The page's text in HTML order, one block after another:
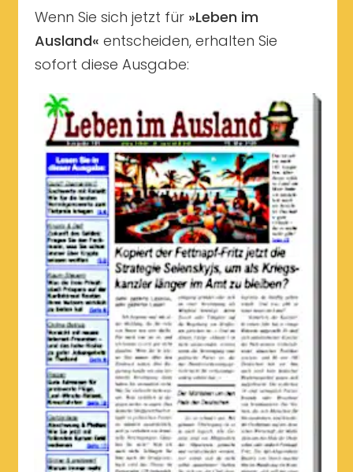
Wenn Sie sich jetzt für »Leben im
Ausland« entscheiden, erhalten Sie
sofort diese Ausgabe: